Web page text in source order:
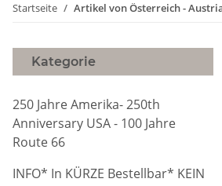
Startseite Artikel von Österreich -
Kategorie
250 Jahre Amerika- 250th
Anniversary USA - 100 Jahre
Route 66
INFO* In KÜRZE Bestellbar* KEIN